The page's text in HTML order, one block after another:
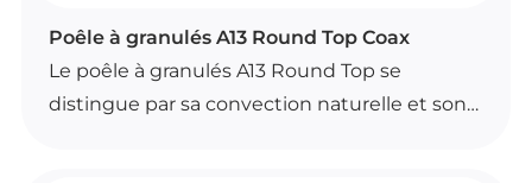
POÊLES À GRANULÉS
Poêle à granulés A13 Round Top Coax
Le poêle à granulés A13 Round Top se
distingue par sa convection naturelle et son